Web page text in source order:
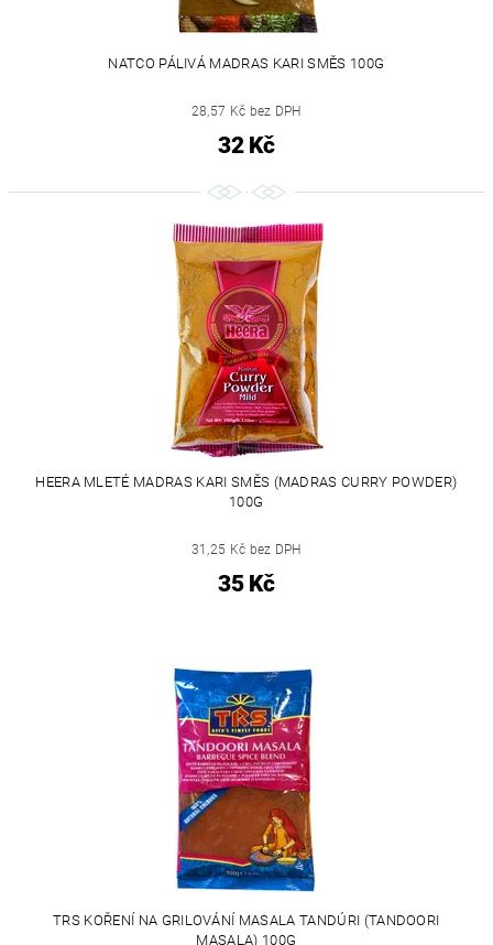
NATCO PÁLIVÁ MADRAS KARI SMĚS 100G
28,57 Kč bez DPH
32 Kč
HEERA MLETÉ MADRAS KARI SMĚS (MADRAS CURRY POWDER)
100G
31,25 Kč bez DPH
35 Kč
TRS KOŘENÍ NA GRILOVÁNÍ MASALA TANDÚRI (TANDOORI
MASALA) 100G